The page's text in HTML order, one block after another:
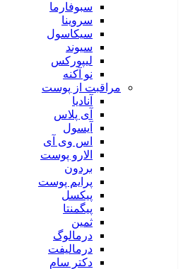
سبوفارما
سروینا
سیکاسول
سیوند
لیپورکس
نو آکنه
مراقبت از پوست
آنادیا
آی پلاس
آیسول
اس وی آی
الارو پوست
بردون
پرایم پوست
پیکسل
پیگمنتا
ثمین
درمالوگ
درمالیفت
دکتر سام